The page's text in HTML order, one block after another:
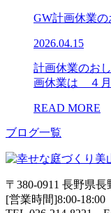
GW計画休業
2026.04.15
計画休業のお
画休業は ４
READ MORE
ブログ一覧
〒380-0911 長野県長
[営業時間]8:00-